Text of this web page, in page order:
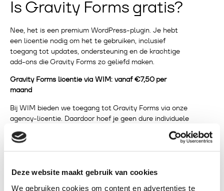
Deze website maakt gebruik van cookies
We gebruiken cookies om content en advertenties te
Is Gravity Forms gratis?
Nee, het is een premium WordPress-plugin. Je hebt
een licentie nodig om het te gebruiken, inclusief
toegang tot updates, ondersteuning en de krachtige
add-ons die Gravity Forms zo geliefd maken.
Gravity Forms licentie via WIM: vanaf €7,50 per
maand
Bij WIM bieden we toegang tot Gravity Forms via onze
agency-licentie. Daardoor hoef je geen dure individuele
Wat je krijgt:
Geen gedoe met licenties of updates
Toegang tot alle premium add-ons